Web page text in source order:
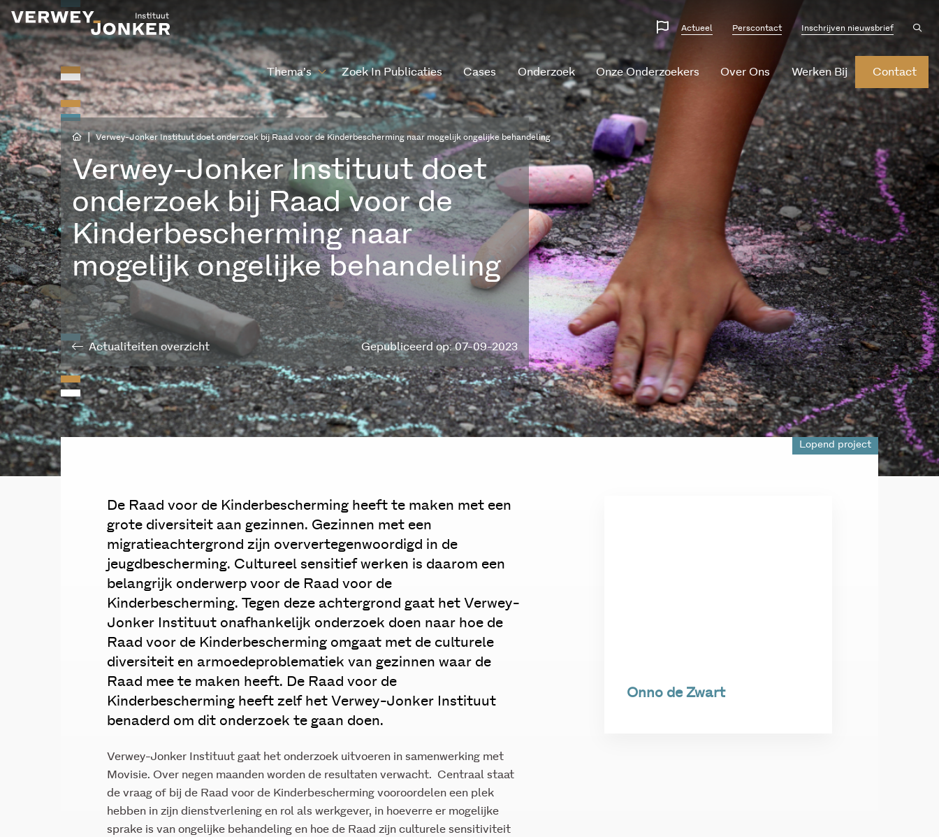
Website
talen
Actueel Perscontact Inschrijven nieuwsbrief
Thema’s Zoek In Publicaties Cases Onderzoek Onze Onderzoekers Over Ons Werken Bij Contact
| Verwey-Jonker Instituut doet onderzoek bij Raad voor de Kinderbescherming naar mogelijk ongelijke behandeling
Verwey-Jonker Instituut doet
onderzoek bij Raad voor de
Kinderbescherming naar
mogelijk ongelijke behandeling
Actualiteiten overzicht Gepubliceerd op: 07-09-2023
Lopend project
De Raad voor de Kinderbescherming heeft te maken met een
grote diversiteit aan gezinnen. Gezinnen met een
migratieachtergrond zijn oververtegenwoordigd in de
jeugdbescherming. Cultureel sensitief werken is daarom een
belangrijk onderwerp voor de Raad voor de
Kinderbescherming. Tegen deze achtergrond gaat het Verwey-
Jonker Instituut onafhankelijk onderzoek doen naar hoe de
Raad voor de Kinderbescherming omgaat met de culturele
diversiteit en armoedeproblematiek van gezinnen waar de
Raad mee te maken heeft. De Raad voor de
Kinderbescherming heeft zelf het Verwey-Jonker Instituut
benaderd om dit onderzoek te gaan doen.
Verwey-Jonker Instituut gaat het onderzoek uitvoeren in samenwerking met
Movisie. Over negen maanden worden de resultaten verwacht. Centraal staat
de vraag of bij de Raad voor de Kinderbescherming vooroordelen een plek
hebben in zijn dienstverlening en rol als werkgever, in hoeverre er mogelijke
sprake is van ongelijke behandeling en hoe de Raad zijn culturele sensitiviteit
Onno de Zwart